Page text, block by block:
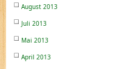
August 2013
Juli 2013
Mai 2013
April 2013